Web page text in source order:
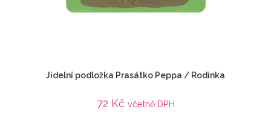
Jídelní podložka Prasátko Peppa / Rodinka
72 Kč včetně DPH